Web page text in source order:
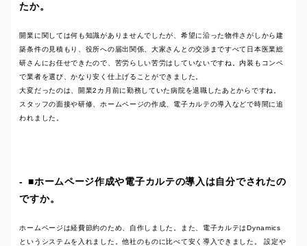
たか。
開業に関しては何も知識がありませんでしたが、希望に沿った物件さがしから建
築条件の見積もり、役所への届出関係、大家さんとの交渉まですべて日本医業総
研さんにお任せできたので、苦労らしい苦労はしていないですね。内装もコンペ
で業者を選び、かなり安く仕上げることができました。
大変だったのは、開業2カ月前に勤務していた病院を退職したあとからですね。
スタッフの面接や研修、ホームページの作成、電子カルテの導入などで時間に追
われました。
■ホームページ作成や電子カルテの導入は自分でされたの
ですか。
ホームページは経費節約のため、自作しました。また、電子カルテはDynamics
というシステムを入れました。他社のものに比べて安く導入できました。 設定や